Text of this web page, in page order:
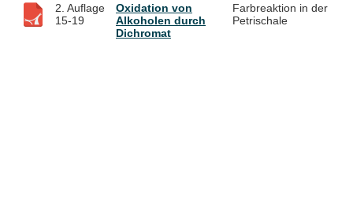
2. Auflage
15-19
Oxidation von
Alkoholen durch
Dichromat
Farbreaktion in der
Petrischale